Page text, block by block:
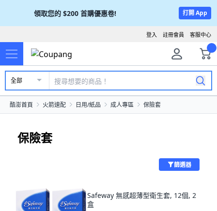
領取您的 $200 首購優惠卷! 打開 App
客服中心
註冊會員
登入
全部
酷澎首頁 火箭速配 日用/紙品 成人專區 保險套
保險套
篩選器
Safeway 無感超薄型衛生套, 12個, 2
盒